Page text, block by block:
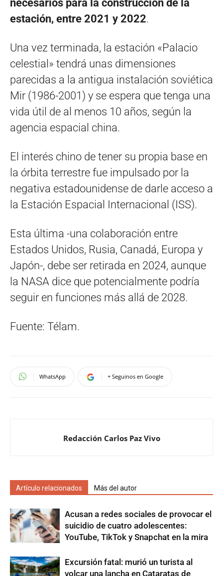
necesarios para la construcción de la
estación, entre 2021 y 2022.
Una vez terminada, la estación «Palacio
celestial» tendrá unas dimensiones
parecidas a la antigua instalación soviética
Mir (1986-2001) y se espera que tenga una
vida útil de al menos 10 años, según la
agencia espacial china.
El interés chino de tener su propia base en
la órbita terrestre fue impulsado por la
negativa estadounidense de darle acceso a
la Estación Espacial Internacional (ISS).
Esta última -una colaboración entre
Estados Unidos, Rusia, Canadá, Europa y
Japón-, debe ser retirada en 2024, aunque
la NASA dice que potencialmente podría
seguir en funciones más allá de 2028.
Fuente: Télam.
WhatsApp + Seguinos en Google
Redacción Carlos Paz Vivo
Artículo relacionados Más del autor
Acusan a redes sociales de provocar el
suicidio de cuatro adolescentes:
YouTube, TikTok y Snapchat en la mira
Excursión fatal: murió un turista al
volcar una lancha en Cataratas de